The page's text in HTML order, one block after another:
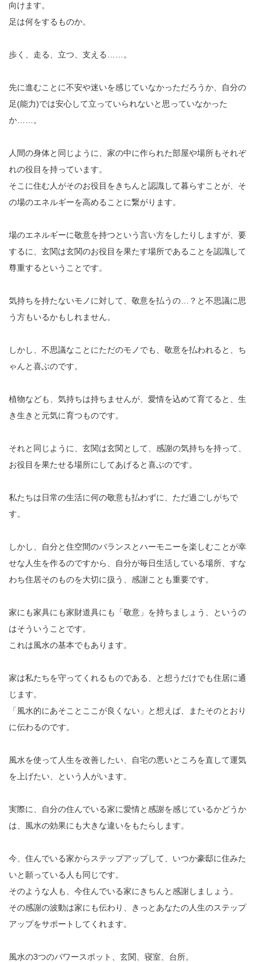
向けます。
足は何をするものか。
歩く、走る、立つ、支える……。
先に進むことに不安や迷いを感じていなかっただろうか、自分の
足(能力)では安心して立っていられないと思っていなかった
か……。
人間の身体と同じように、家の中に作られた部屋や場所もそれぞ
れの役目を持っています。
そこに住む人がそのお役目をきちんと認識して暮らすことが、そ
の場のエネルギーを高めることに繋がります。
場のエネルギーに敬意を持つという言い方をしたりしますが、要
するに、玄関は玄関のお役目を果たす場所であることを認識して
尊重するということです。
気持ちを持たないモノに対して、敬意を払うの…？と不思議に思
う方もいるかもしれません。
しかし、不思議なことにただのモノでも、敬意を払われると、ち
ゃんと喜ぶのです。
植物なども、気持ちは持ちませんが、愛情を込めて育てると、生
き生きと元気に育つものです。
それと同じように、玄関は玄関として、感謝の気持ちを持って、
お役目を果たせる場所にしてあげると喜ぶのです。
私たちは日常の生活に何の敬意も払わずに、ただ過ごしがちで
す。
しかし、自分と住空間のバランスとハーモニーを楽しむことが幸
せな人生を作るのですから、自分が毎日生活している場所、すな
わち住居そのものを大切に扱う、感謝ことも重要です。
家にも家具にも家財道具にも「敬意」を持ちましょう、というの
はそういうことです。
これは風水の基本でもあります。
家は私たちを守ってくれるものである、と想うだけでも住居に通
じます。
「風水的にあそことここが良くない」と想えば、またそのとおり
に伝わるのです。
風水を使って人生を改善したい、自宅の悪いところを直して運気
を上げたい、という人がいます。
実際に、自分の住んでいる家に愛情と感謝を感じているかどうか
は、風水の効果にも大きな違いをもたらします。
今、住んでいる家からステップアップして、いつか豪邸に住みた
いと願っている人も同じです。
そのような人も、今住んでいる家にきちんと感謝しましょう。
その感謝の波動は家にも伝わり、きっとあなたの人生のステップ
アップをサポートしてくれます。
風水の3つのパワースポット、玄関、寝室、台所。